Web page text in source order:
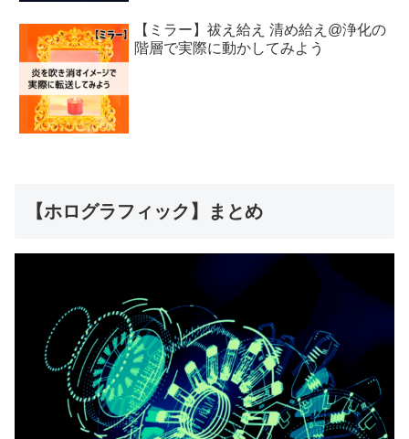
【ミラー】祓え給え 清め給え@浄化の
階層で実際に動かしてみよう
【ホログラフィック】まとめ